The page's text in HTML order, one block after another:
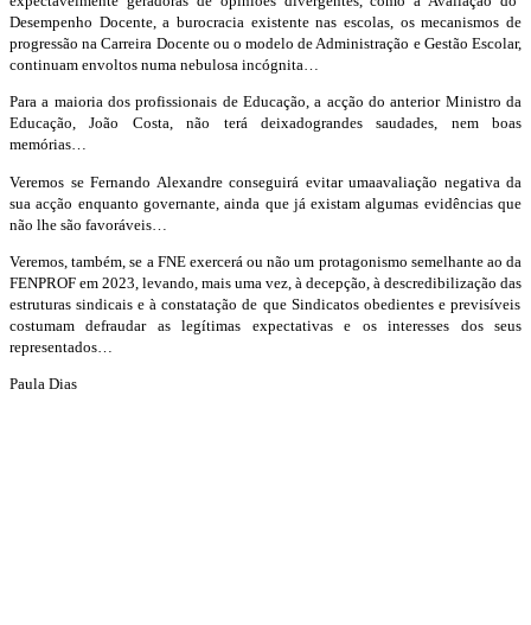
Desempenho Docente, a burocracia existente nas escolas, os mecanismos de
progressão na Carreira Docente ou o modelo de Administração e Gestão Escolar,
continuam envoltos numa nebulosa incógnita…
Para a maioria dos profissionais de Educação, a acção do anterior Ministro da
Educação, João Costa, não terá deixadograndessaudades, nemboas
memórias…
Veremos se Fernando Alexandre conseguirá evitar umaavaliação negativa da
sua acção enquanto governante, ainda que já existam algumas evidências que
não lhe são favoráveis
Veremos, também, se a FNEexercerá ou não um protagonismo semelhante ao da
FENPROF em 2023 levando, mais uma vez, à decepção, à descredibilização das
estruturas sindicais e àconstatação de que Sindicatos obedientese previsíveis
costumam defraudar as legítimas expectativas e os interesses dos seus
representados…
Paula Dias